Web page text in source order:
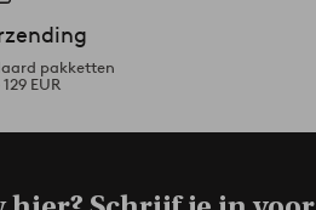
pakketten
EUR